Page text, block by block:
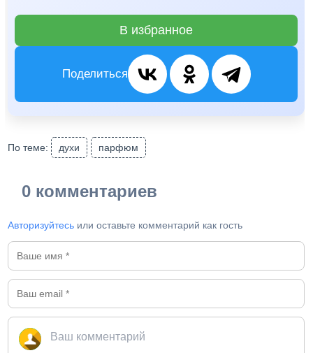
В избранное
Поделиться
По теме: духи парфюм
0 комментариев
Авторизуйтесь или оставьте комментарий как гость